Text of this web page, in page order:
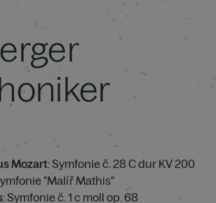
Mozart: Symfonie č. 28 C dur KV 200
"Malíř Mathis"
: Symfonie č. 1 c moll op. 68